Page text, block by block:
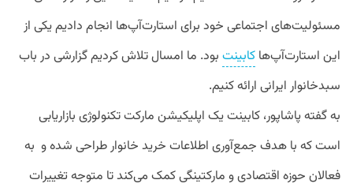
مسئولیت‌های اجتماعی خود برای استارت‌آپ‌ها انجام دادیم یکی از
این استارت‌آپ‌ها کابینت بود. ما امسال تلاش کردیم گزارشی در باب
سبدخانوار ایرانی ارائه کنیم.
به گفته پاشاپور، کابینت یک اپلیکیشن مارکت تکنولوژی بازاریابی
است که با هدف جمع‌آوری اطلاعات خرید خانوار طراحی شده و به
فعالان حوزه اقتصادی و مارکتینگی کمک می‌کند تا متوجه تغییرات